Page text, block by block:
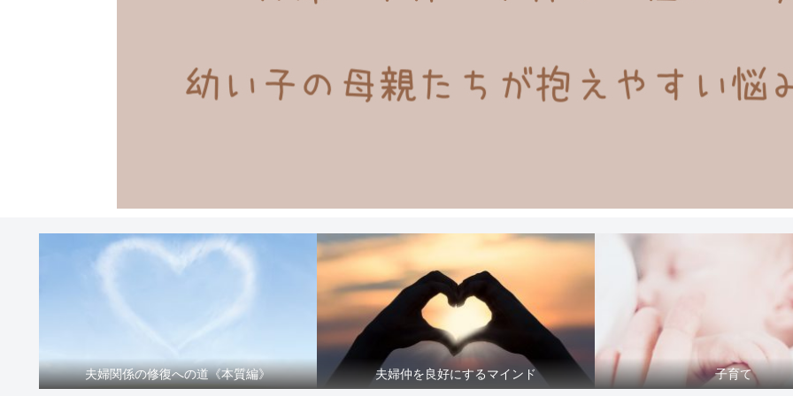
夫婦関係の修復への道《本質編》 夫婦仲を良好にするマインド 子育て